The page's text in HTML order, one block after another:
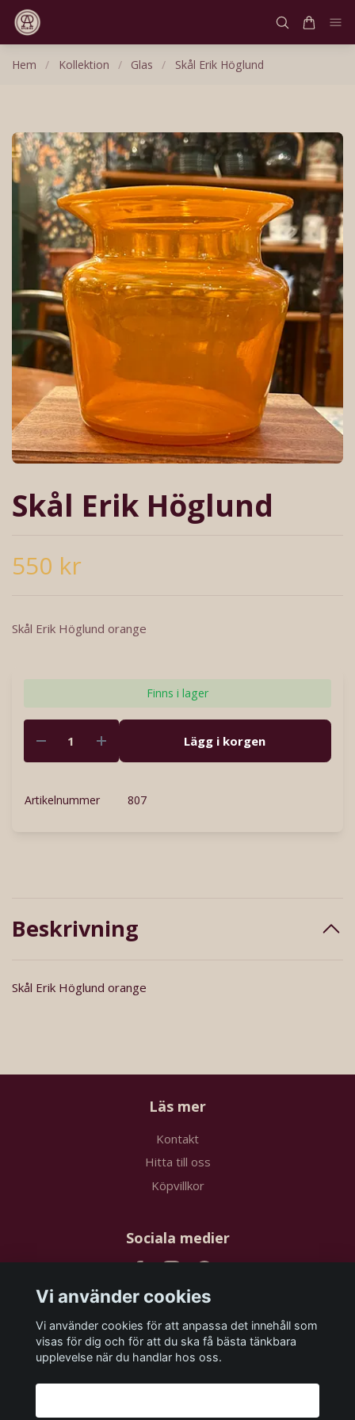
Hem / Kollektion / Glas / Skål Erik Höglund
Skål Erik Höglund
550 kr
Skål Erik Höglund orange
Finns i lager
Lägg i korgen
Artikelnummer 807
Beskrivning
Skål Erik Höglund orange
Läs mer
Kontakt
Hitta till oss
Köpvillkor
Sociala medier
Prenumerera på vårt nyhetsbrev
Vi använder cookies
Vi använder cookies för att anpassa det innehåll som
visas för dig och för att du ska få bästa tänkbara
upplevelse när du handlar hos oss.